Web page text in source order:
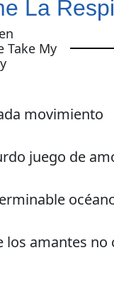
La
Take My
movimiento
juego de
los amantes no